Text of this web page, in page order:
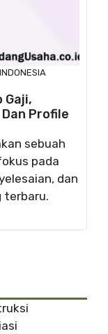
Gaji,
Profile
sebuah
pada
dan
terbaru.